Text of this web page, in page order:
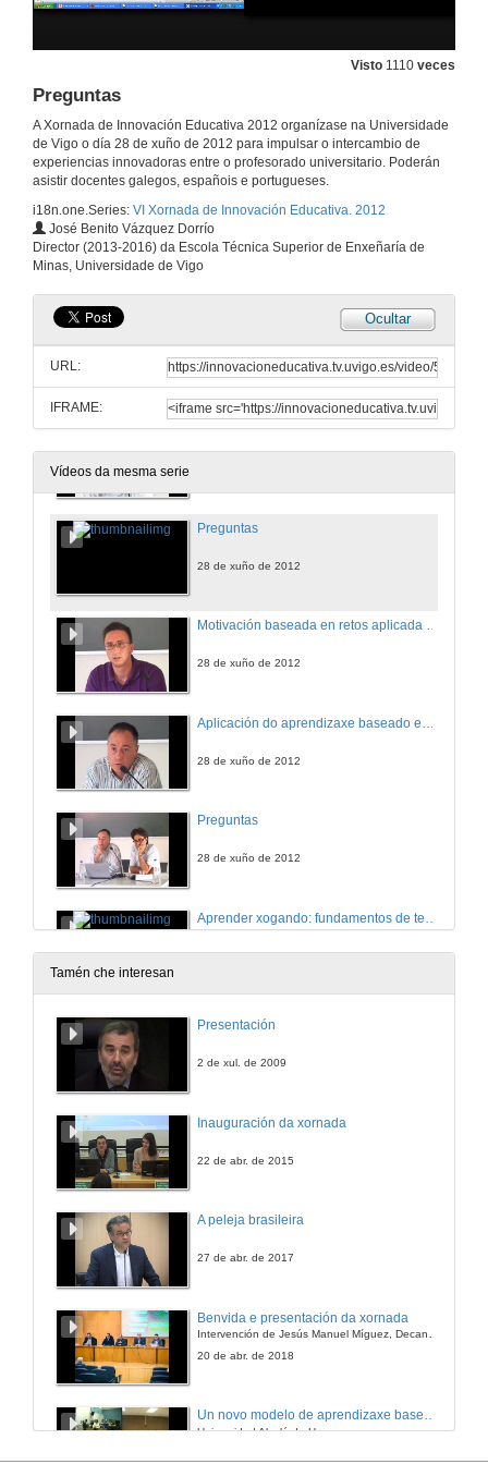
Visto 1110 veces
Preguntas
A Xornada de Innovación Educativa 2012 organízase na Universidade
de Vigo o día 28 de xuño de 2012 para impulsar o intercambio de
experiencias innovadoras entre o profesorado universitario. Poderán
asistir docentes galegos, españois e portugueses.
i18n.one.Series: VI Xornada de Innovación Educativa. 2012
José Benito Vázquez Dorrío
Director (2013-2016) da Escola Técnica Superior de Enxeñaría de
Minas, Universidade de Vigo
Ocultar
URL:
IFRAME:
Vídeos da mesma serie
Preguntas
28 de xuño de 2012
28 de xuño de 2012
28 de xuño de 2012
Aprendizaxe basado en mini-proxectos experimentais nas materias de física dos graos de enxeñaría.
Preguntas
28 de xuño de 2012
Motivación baseada en retos aplicada a asignaturas técnicas de enxeñaría
28 de xuño de 2012
28 de xuño de 2012
Preguntas
28 de xuño de 2012
28 de xuño de 2012
Tamén che interesan
Presentación
2 de xul. de 2009
Inauguración da xornada
22 de abr. de 2015
A peleja brasileira
27 de abr. de 2017
Benvida e presentación da xornada
Intervención de Jesús Manuel Míguez, Decano da Facultade de Bioloxía
20 de abr. de 2018
Un novo modelo de aprendizaxe baseado en problemas
Universidad Alcalá de Henares